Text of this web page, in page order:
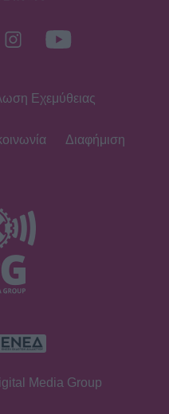
Εχεμύθειας
Διαφήμιση
Media Group